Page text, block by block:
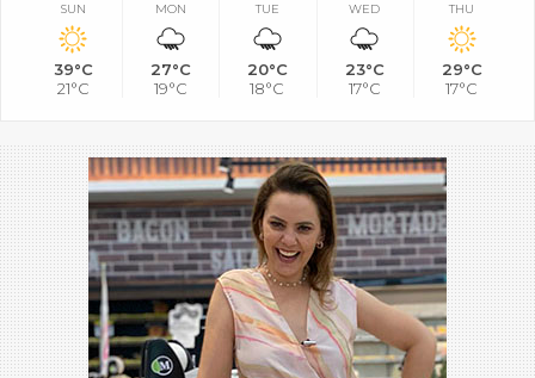
SUN
39°C
21°C
MON
27°C
19°C
TUE
20°C
18°C
WED
23°C
17°C
THU
29°C
17°C